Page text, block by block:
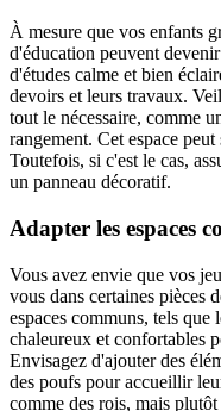
À mesure que vos enfants
d'éducation peuvent
d'études calme et bien
devoirs et leurs travaux.
tout le nécessaire, comme
rangement. Cet espace
Toutefois, si c'est le cas,
un panneau décoratif.
Adapter les espaces
Vous avez envie que vos
vous dans certaines pièces
espaces communs, tels que
chaleureux et confortables
Envisagez d'ajouter des
des poufs pour accueillir
comme des rois, mais